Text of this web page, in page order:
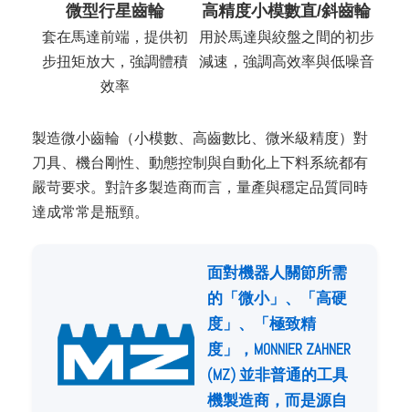
微型行星齒輪
套在馬達前端，提供初
步扭矩放大，強調體積
效率
高精度小模數直/斜齒輪
用於馬達與絞盤之間的初步
減速，強調高效率與低噪音
製造微小齒輪（小模數、高齒數比、微米級精度）對
刀具、機台剛性、動態控制與自動化上下料系統都有
嚴苛要求。對許多製造商而言，量產與穩定品質同時
達成常常是瓶頸。
面對機器人關節所需
的「微小」、「高硬
度」、「極致精
度」，MONNIER ZAHNER
(MZ) 並非普通的工具
機製造商，而是源自